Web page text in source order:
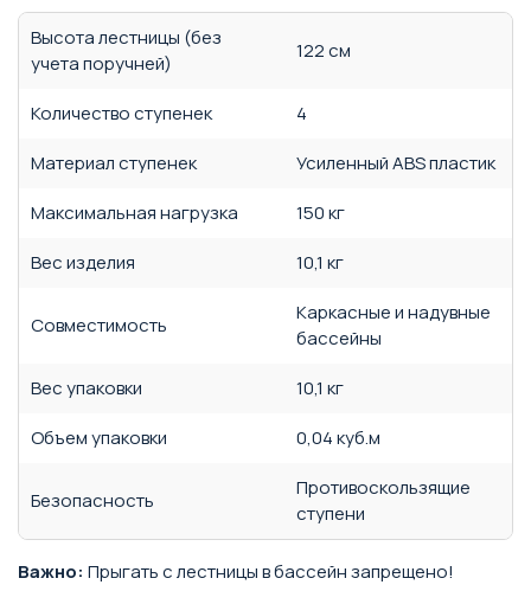
Высота лестницы (без
учета поручней)
122 см
Количество ступенек
4
Материал ступенек
Усиленный ABS пластик
Максимальная нагрузка
150 кг
Вес изделия
10,1 кг
Совместимость
Каркасные и надувные
бассейны
Вес упаковки
10,1 кг
Объем упаковки
0,04 куб.м
Безопасность
Противоскользящие
ступени
Важно: Прыгать с лестницы в бассейн запрещено!